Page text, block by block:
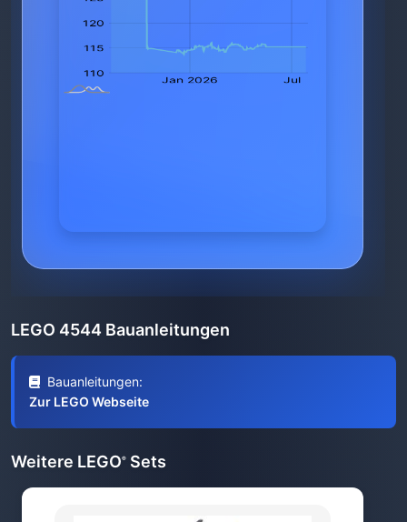
LEGO 4544 Bauanleitungen
Bauanleitungen:
Zur LEGO Webseite
Weitere LEGO® Sets